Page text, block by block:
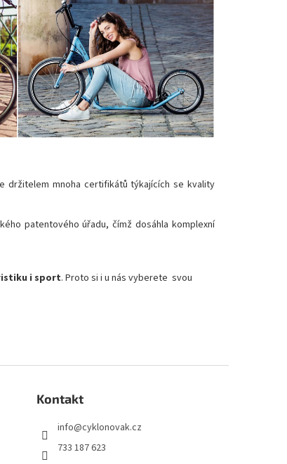
držitelem mnoha certifikátů týkajících se kvality
patentového úřadu, čímž dosáhla komplexní
i sport. Proto si i u nás vyberete svou
Kontakt
info@cyklonovak.cz
733 187 623